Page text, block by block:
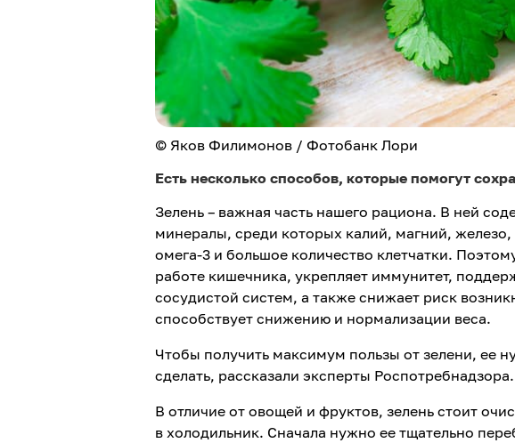
© Яков Филимонов / Фотобанк Лори
Есть несколько способов, которые помогут
Зелень – важная часть нашего рациона. В ней
минералы, среди которых калий, магний,
омега-3 и большое количество клетчатки.
работе кишечника, укрепляет иммунитет,
сосудистой систем, а также снижает риск
способствует снижению и нормализации веса.
Чтобы получить максимум пользы от зелени, ее
сделать, рассказали эксперты Роспотребнадзора.
В отличие от овощей и фруктов, зелень стоит
в холодильник. Сначала нужно ее тщательно